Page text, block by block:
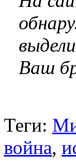
Ваш
Теги:
война,